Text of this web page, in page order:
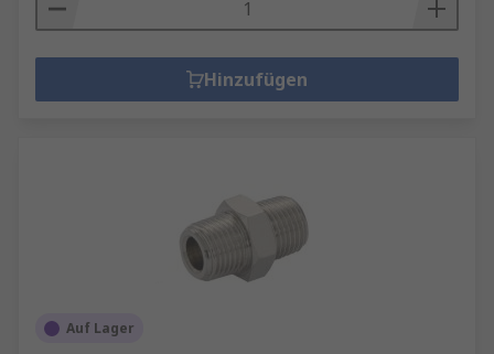
Hinzufügen
Auf Lager